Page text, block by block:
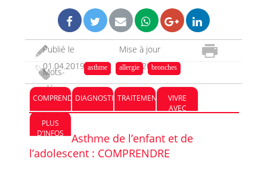
Publié le
01.04.2019
Mise à jour
13.12.2023
Mots-
clés :
asthme allergie bronches
COMPRENDREDIAGNOSTICTRAITEMENT
VIVRE
AVEC
PLUS
D’INFOS
Asthme de l’enfant et de
l’adolescent : COMPRENDRE